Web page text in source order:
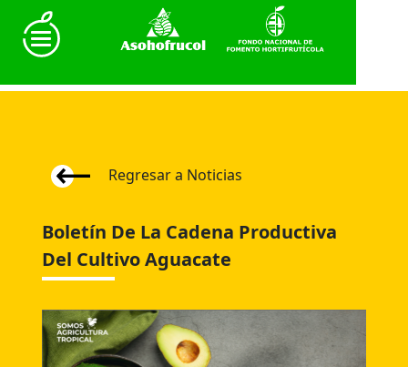
Regresar a Noticias
Boletín De La Cadena Productiva
Del Cultivo Aguacate